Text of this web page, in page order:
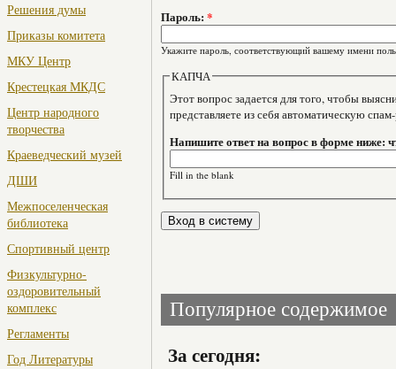
Решения думы
Приказы комитета
МКУ Центр
Крестецкая МКДС
Центр народного
творчества
Краеведческий музей
ДШИ
Межпоселенческая
библиотека
Спортивный центр
Физкультурно-
оздоровительный
комплекс
Регламенты
Год Литературы
Пароль: *
Укажите пароль, соответствующий вашему имени
КАПЧА
Этот вопрос задается для того, чтобы выяснить,
представляете из себя автоматическую
Напишите ответ на вопрос в форме ниже:
Fill in the blank
Популярное содержимое
За сегодня: